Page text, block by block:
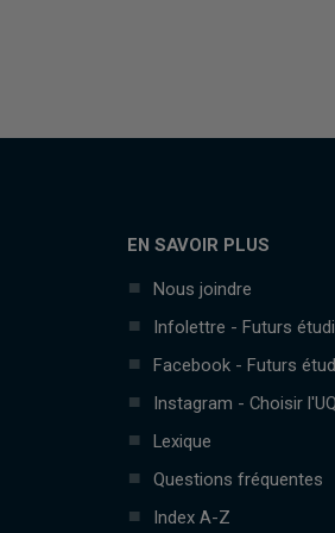
EN SAVOIR PLUS
Nous joindre
Infolettre - Futurs
Facebook - Futurs
Instagram - Choisir
Lexique
Questions fréquentes
Index A-Z